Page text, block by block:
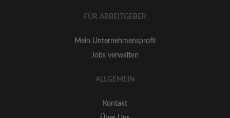
FÜR ARBEITGEBER
Mein Unternehmensprofil
Jobs verwalten
ALLGEMEIN
Kontakt